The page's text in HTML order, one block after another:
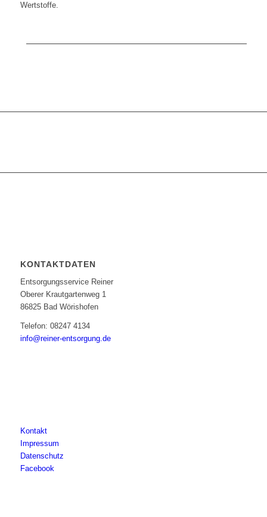
Wertstoffe.
KONTAKTDATEN
Entsorgungsservice Reiner
Oberer Krautgartenweg 1
86825 Bad Wörishofen
Telefon: 08247 4134
info@reiner-entsorgung.de
Kontakt
Impressum
Datenschutz
Facebook